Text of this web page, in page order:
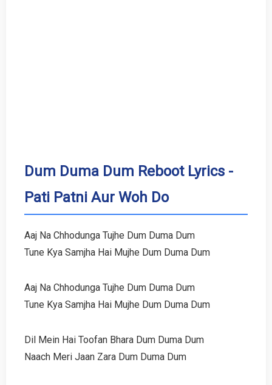
Dum Duma Dum Reboot Lyrics -
Pati Patni Aur Woh Do
Aaj Na Chhodunga Tujhe Dum Duma Dum
Tune Kya Samjha Hai Mujhe Dum Duma Dum
Aaj Na Chhodunga Tujhe Dum Duma Dum
Tune Kya Samjha Hai Mujhe Dum Duma Dum
Dil Mein Hai Toofan Bhara Dum Duma Dum
Naach Meri Jaan Zara Dum Duma Dum